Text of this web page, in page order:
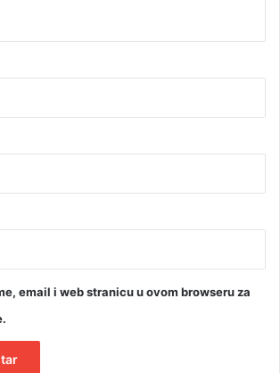
email i web stranicu u ovom browseru za